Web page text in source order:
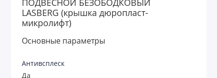
ПОДВЕСНОЙ БЕЗОБОДКОВЫЙ
LASBERG (крышка дюропласт-
микролифт)
Основные параметры
Антивсплеск
Да